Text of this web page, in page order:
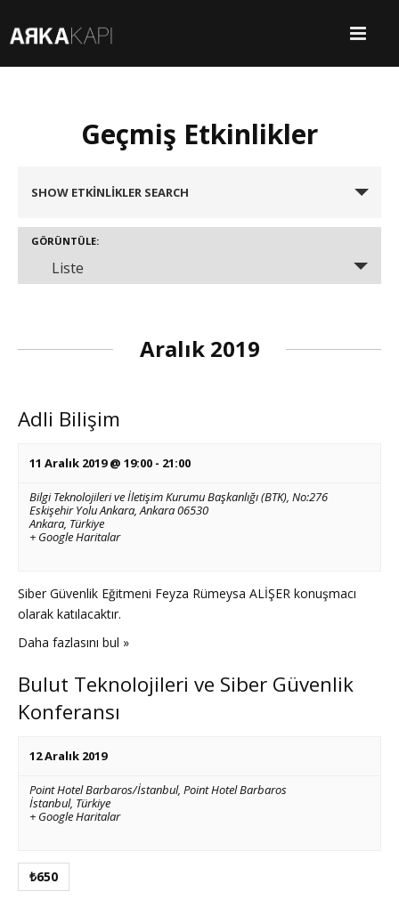
Geçmiş Etkinlikler
Etkinlikler
and
Views
SHOW ETKINLIKLER SEARCH
Etkinlik
Views
GÖRÜNTÜLE:
Liste
Aralık 2019
Adli Bilişim
11 Aralık 2019 @ 19:00 - 21:00
Bilgi Teknolojileri ve İletişim Kurumu Başkanlığı (BTK), No:276
Eskişehir Yolu Ankara, Ankara 06530
Ankara, Türkiye
+ Google Haritalar
Siber Güvenlik Eğitmeni Feyza Rümeysa ALİŞER konuşmacı
olarak katılacaktır.
Daha fazlasını bul »
Bulut Teknolojileri ve Siber Güvenlik
Konferansı
12 Aralık 2019
Point Hotel Barbaros/İstanbul, Point Hotel Barbaros
İstanbul, Türkiye
+ Google Haritalar
₺650